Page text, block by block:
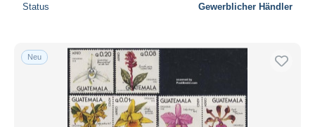
Status Gewerblicher Händler
Neu